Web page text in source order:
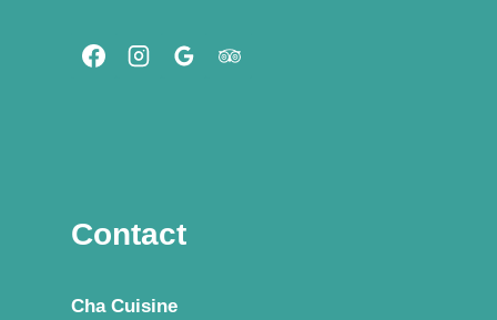
« FETA
Contact
Cha Cuisine